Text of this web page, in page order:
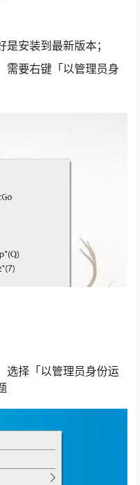
安装到最新版本；
需要右键「以管理员身
选择「以管理员身份运